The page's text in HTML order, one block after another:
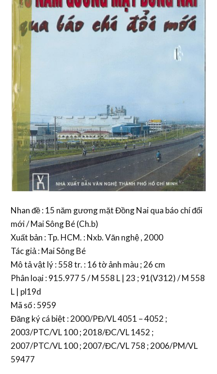
Nhan đề : 15 năm gương mặt Đồng Nai qua báo chí đổi
mới / Mai Sông Bé (Ch.b)
Xuất bản : Tp. HCM. : Nxb. Văn nghệ , 2000
Tác giả : Mai Sông Bé
Mô tả vật lý : 558 tr. : 16 tờ ảnh màu ; 26 cm
Phân loại : 915.977 5 / M 558 L | 23 ; 91(V312) / M 558
L | pl19d
Mã số : 5959
Đăng ký cá biệt : 2000/PĐ/VL 4051 – 4052 ;
2003/PTC/VL 100 ; 2018/ĐC/VL 1452 ;
2007/PTC/VL 100 ; 2007/ĐC/VL 758 ; 2006/PM/VL
59477